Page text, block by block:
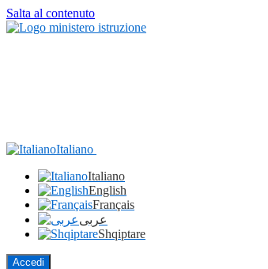
Salta al contenuto
Italiano
Italiano
English
Français
عربى
Shqiptare
Accedi